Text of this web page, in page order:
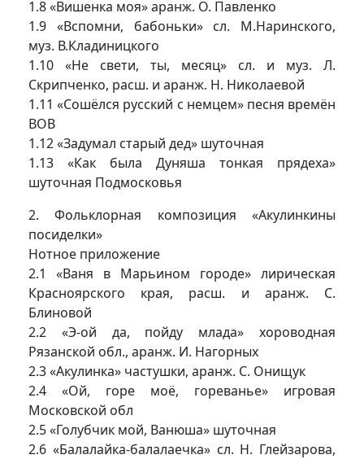
1.8 «Вишенка моя» аранж. О. Павленко
1.9 «Вспомни, бабоньки» сл. М.Наринского,
муз. В.Кладиницкого
1.10 «Не свети, ты, месяц» сл. и муз. Л.
Скрипченко, расш. и аранж. Н. Николаевой
1.11 «Сошёлся русский с немцем» песня времён
ВОВ
1.12 «Задумал старый дед» шуточная
1.13 «Как была Дуняша тонкая прядеха»
шуточная Подмосковья
2. Фольклорная композиция «Акулинкины
посиделки»
Нотное приложение
2.1 «Ваня в Марьином городе» лирическая
Красноярского края, расш. и аранж. С.
Блиновой
2.2 «Э-ой да, пойду млада» хороводная
Рязанской обл., аранж. И. Нагорных
2.3 «Акулинка» частушки, аранж. С. Онищук
2.4 «Ой, горе моё, гореванье» игровая
Московской обл
2.5 «Голубчик мой, Ванюша» шуточная
2.6 «Балалайка-балалаечка» сл. Н. Глейзарова,